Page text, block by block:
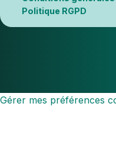
Politique RGPD
Gérer mes préférences